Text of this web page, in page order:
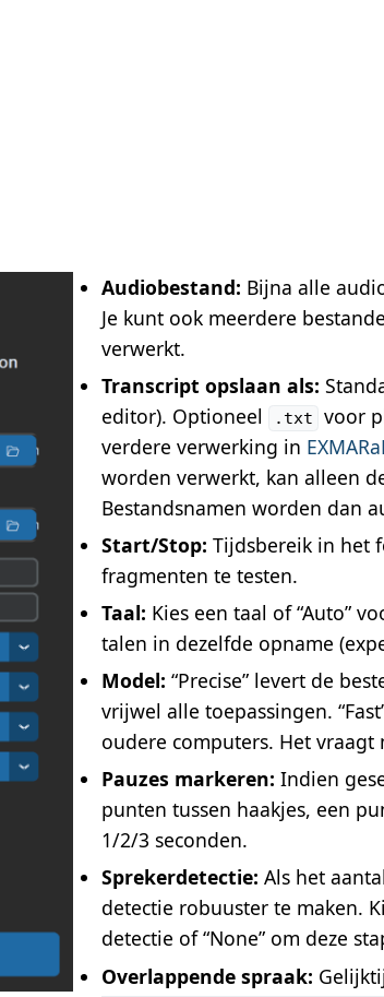
Audiobestand: Bijna alle
Je kunt ook meerdere
verwerkt.
Transcript opslaan als:
editor). Optioneel
.txt voor
verdere verwerking in
worden verwerkt, kan alleen
Bestandsnamen worden dan
Start/Stop: Tijdsbereik in het
fragmenten te testen.
Taal: Kies een taal of “Auto”
talen in dezelfde opname
Model: “Precise” levert de
vrijwel alle toepassingen.
oudere computers. Het vraagt
Pauzes markeren: Indien
punten tussen haakjes, een
1/2/3 seconden.
Sprekerdetectie: Als het
detectie robuuster te maken.
detectie of “None” om deze
Overlappende spraak: